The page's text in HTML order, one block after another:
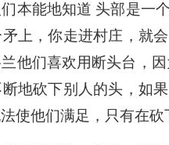
本能地知道 头部是一
上，你走进村庄，就
他们喜欢用断头台，
地砍下别人的头，如
使他们满足，只有在砍